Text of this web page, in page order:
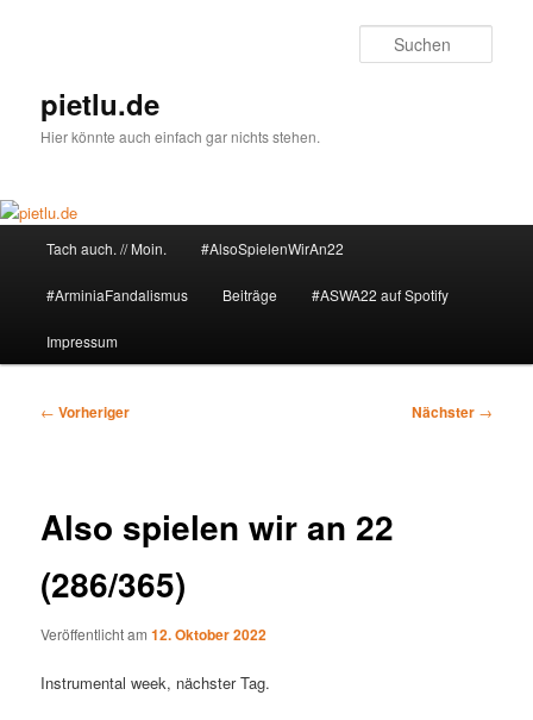
pietlu.de
Hier könnte auch einfach gar nichts stehen.
Tach auch. // Moin. #AlsoSpielenWirAn22
#ArminiaFandalismus Beiträge #ASWA22 auf Spotify
Impressum
Beitragsnavigation
← Vorheriger Nächster →
Also spielen wir an 22
(286/365)
Veröffentlicht am12. Oktober 2022
Instrumental week, nächster Tag.